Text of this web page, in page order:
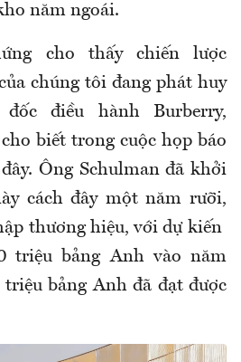
năm ngoái.
cho thấy chiến lược
chúng tôi đang phát huy
đốc điều hành Burberry,
biết trong cuộc họp báo
Ông Schulman đã khởi
cách đây một năm rưỡi,
thương hiệu, với dự kiến
triệu bảng Anh vào năm
triệu bảng Anh đã đạt được